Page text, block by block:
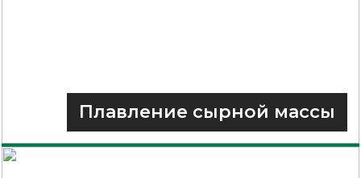
Плавление сырной массы